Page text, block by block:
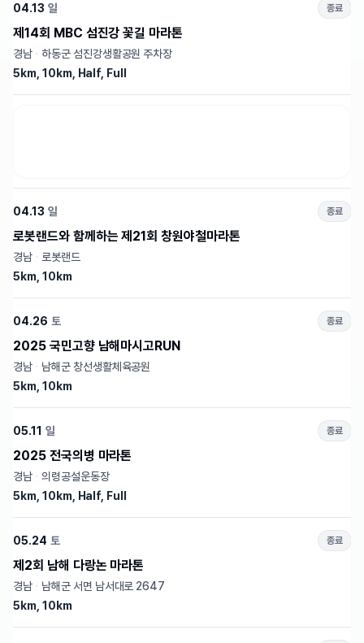
04.13 일 종료
제14회 MBC 섬진강 꽃길 마라톤
경남 · 하동군 섬진강생활공원 주차장
5km, 10km, Half, Full
04.13 일 종료
로봇랜드와 함께하는 제21회 창원야철마라톤
경남 · 로봇랜드
5km, 10km
04.26 토 종료
2025 국민고향 남해마시고RUN
경남 · 남해군 창선생활체육공원
5km, 10km
05.11 일 종료
2025 전국의병 마라톤
경남 · 의령공설운동장
5km, 10km, Half, Full
05.24 토 종료
제2회 남해 다랑논 마라톤
경남 · 남해군 서면 남서대로 2647
5km, 10km